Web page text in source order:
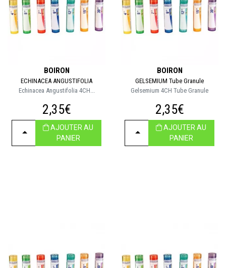
BOIRON
ECHINACEA ANGUSTIFOLIA
Echinacea Angustifolia 4CH...
2,35€
CHOISIRAJOUTER AU
PANIER
BOIRON
GELSEMIUM Tube Granule
Gelsemium 4CH Tube Granule
2,35€
CHOISIRAJOUTER AU
PANIER